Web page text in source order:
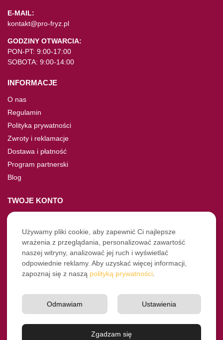
E-MAIL:
kontakt@pro-fryz.pl
GODZINY OTWARCIA:
PON-PT: 9:00-17:00
SOBOTA: 9:00-14:00
INFORMACJE
O nas
Regulamin
Polityka prywatności
Zwroty i reklamacje
Dostawa i płatność
Program partnerski
Blog
TWOJE KONTO
Moje konto
Nie pamiętasz hasła?
Twoje zamówienia
NASZE SOCIALE
Instagram
© Pro-Fryz.pl 2021-2026
Używamy pliki cookie, aby zapewnić Ci najlepsze
wrażenia z przeglądania, personalizować zawartość
naszej witryny, analizować jej ruch i wyświetlać
odpowiednie reklamy. Aby uzyskać więcej informacji,
zapoznaj się z naszą polityką prywatności
Zgadzam się
Ustawienia
Odmawiam